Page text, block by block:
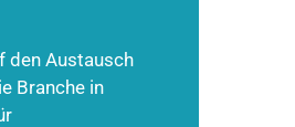
den Austausch
Branche in